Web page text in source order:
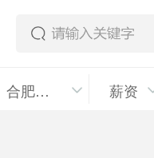
合肥政务区 薪资